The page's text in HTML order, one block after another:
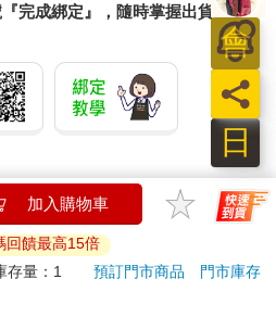
完成綁定』，隨時掌握出貨動
ATM! 如接獲電話要求您前往
，以免受騙上當！
期，退回商品須為全新狀態**
加入購物車
回饋最高15倍
存量：1 預訂門市商品
門市庫存
日
員